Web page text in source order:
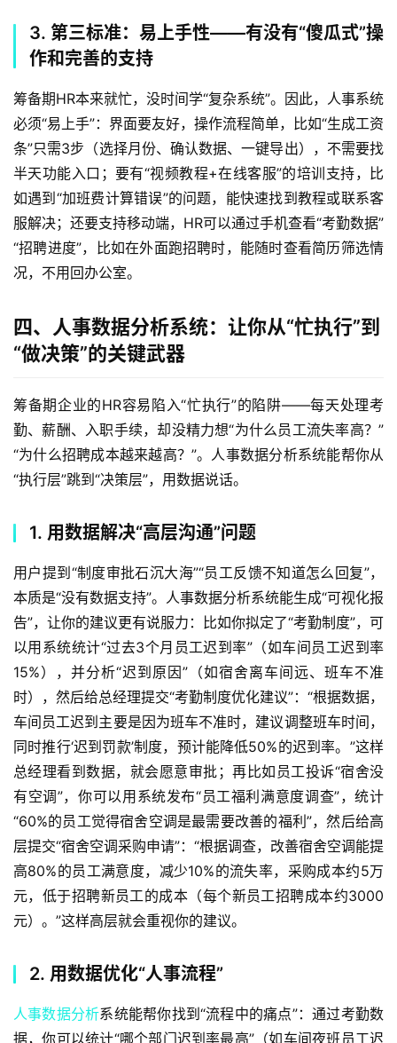
3. 第三标准：易上手性——有没有“傻瓜式”操
作和完善的支持
筹备期HR本来就忙，没时间学“复杂系统”。因此，人事系统
必须“易上手”：界面要友好，操作流程简单，比如“生成工资
条”只需3步（选择月份、确认数据、一键导出），不需要找
半天功能入口；要有“视频教程+在线客服”的培训支持，比
如遇到“加班费计算错误”的问题，能快速找到教程或联系客
服解决；还要支持移动端，HR可以通过手机查看“考勤数据”
“招聘进度”，比如在外面跑招聘时，能随时查看简历筛选情
况，不用回办公室。
四、人事数据分析系统：让你从“忙执行”到
“做决策”的关键武器
筹备期企业的HR容易陷入“忙执行”的陷阱——每天处理考
勤、薪酬、入职手续，却没精力想“为什么员工流失率高？”
“为什么招聘成本越来越高？”。人事数据分析系统能帮你从
“执行层”跳到“决策层”，用数据说话。
1. 用数据解决“高层沟通”问题
用户提到“制度审批石沉大海”“员工反馈不知道怎么回复”，
本质是“没有数据支持”。人事数据分析系统能生成“可视化报
告”，让你的建议更有说服力：比如你拟定了“考勤制度”，可
以用系统统计“过去3个月员工迟到率”（如车间员工迟到率
15%），并分析“迟到原因”（如宿舍离车间远、班车不准
时），然后给总经理提交“考勤制度优化建议”：“根据数据，
车间员工迟到主要是因为班车不准时，建议调整班车时间，
同时推行‘迟到罚款’制度，预计能降低50%的迟到率。”这样
总经理看到数据，就会愿意审批；再比如员工投诉“宿舍没
有空调”，你可以用系统发布“员工福利满意度调查”，统计
“60%的员工觉得宿舍空调是最需要改善的福利”，然后给高
层提交“宿舍空调采购申请”：“根据调查，改善宿舍空调能提
高80%的员工满意度，减少10%的流失率，采购成本约5万
元，低于招聘新员工的成本（每个新员工招聘成本约3000
元）。”这样高层就会重视你的建议。
2. 用数据优化“人事流程”
人事数据分析系统能帮你找到“流程中的痛点”：通过考勤数
据，你可以统计“哪个部门迟到率最高”（如车间夜班员工迟